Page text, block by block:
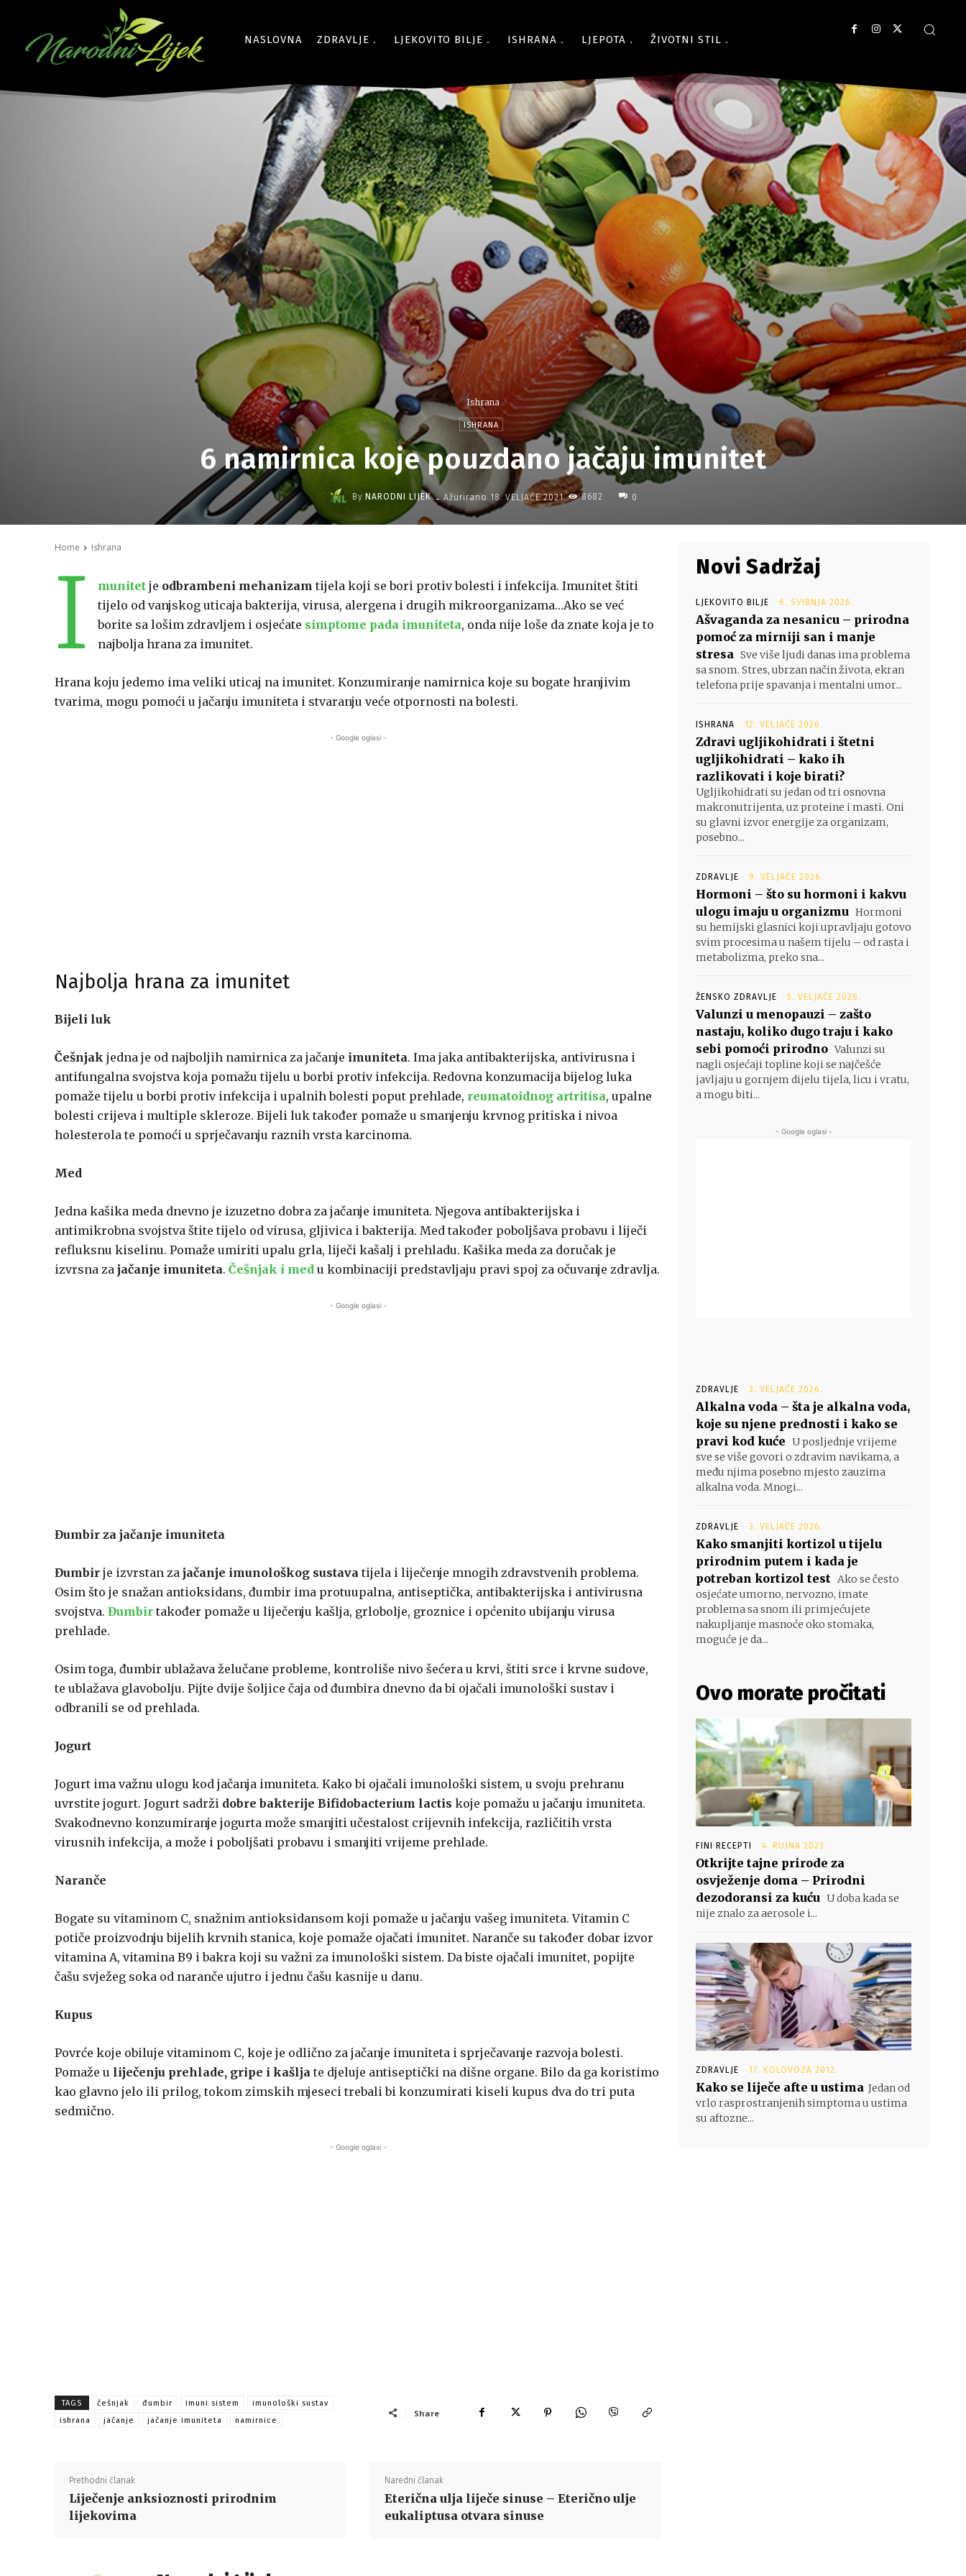
NASLOVNA ZDRAVLJE LJEKOVITO BILJE ISHRANA LJEPOTA ŽIVOTNI STIL
Ishrana
ISHRANA
6 namirnica koje pouzdano jačaju imunitet
By NARODNI LIJEK - Ažurirano 18. VELJAČE 2021. 8682 0
Home Ishrana
I munitet je odbrambeni mehanizam tijela koji se bori protiv bolesti i infekcija. Imunitet štiti
tijelo od vanjskog uticaja bakterija, virusa, alergena i drugih mikroorganizama…Ako se već
borite sa lošim zdravljem i osjećate simptome pada imuniteta, onda nije loše da znate koja je to
najbolja hrana za imunitet.
Hrana koju jedemo ima veliki uticaj na imunitet. Konzumiranje namirnica koje su bogate hranjivim
tvarima, mogu pomoći u jačanju imuniteta i stvaranju veće otpornosti na bolesti.
- Google oglasi -
Najbolja hrana za imunitet
Bijeli luk
Češnjak jedna je od najboljih namirnica za jačanje imuniteta. Ima jaka antibakterijska, antivirusna i
antifungalna svojstva koja pomažu tijelu u borbi protiv infekcija. Redovna konzumacija bijelog luka
pomaže tijelu u borbi protiv infekcija i upalnih bolesti poput prehlade, reumatoidnog artritisa, upalne
bolesti crijeva i multiple skleroze. Bijeli luk također pomaže u smanjenju krvnog pritiska i nivoa
holesterola te pomoći u sprječavanju raznih vrsta karcinoma.
Med
Jedna kašika meda dnevno je izuzetno dobra za jačanje imuniteta. Njegova antibakterijska i
antimikrobna svojstva štite tijelo od virusa, gljivica i bakterija. Med također poboljšava probavu i liječi
refluksnu kiselinu. Pomaže umiriti upalu grla, liječi kašalj i prehladu. Kašika meda za doručak je
izvrsna za jačanje imuniteta. Češnjak i med u kombinaciji predstavljaju pravi spoj za očuvanje zdravlja.
- Google oglasi -
Đumbir za jačanje imuniteta
Đumbir je izvrstan za jačanje imunološkog sustava tijela i liječenje mnogih zdravstvenih problema.
Osim što je snažan antioksidans, đumbir ima protuupalna, antiseptička, antibakterijska i antivirusna
svojstva. Đumbir također pomaže u liječenju kašlja, grlobolje, groznice i općenito ubijanju virusa
prehlade.
Osim toga, đumbir ublažava želučane probleme, kontroliše nivo šećera u krvi, štiti srce i krvne sudove,
te ublažava glavobolju. Pijte dvije šoljice čaja od đumbira dnevno da bi ojačali imunološki sustav i
odbranili se od prehlada.
Jogurt
Jogurt ima važnu ulogu kod jačanja imuniteta. Kako bi ojačali imunološki sistem, u svoju prehranu
uvrstite jogurt. Jogurt sadrži dobre bakterije Bifidobacterium lactis koje pomažu u jačanju imuniteta.
Svakodnevno konzumiranje jogurta može smanjiti učestalost crijevnih infekcija, različitih vrsta
virusnih infekcija, a može i poboljšati probavu i smanjiti vrijeme prehlade.
Naranče
Bogate su vitaminom C, snažnim antioksidansom koji pomaže u jačanju vašeg imuniteta. Vitamin C
potiče proizvodnju bijelih krvnih stanica, koje pomaže ojačati imunitet. Naranče su također dobar izvor
vitamina A, vitamina B9 i bakra koji su važni za imunološki sistem. Da biste ojačali imunitet, popijte
čašu svježeg soka od naranče ujutro i jednu čašu kasnije u danu.
Kupus
Povrće koje obiluje vitaminom C, koje je odlično za jačanje imuniteta i sprječavanje razvoja bolesti.
Pomaže u liječenju prehlade, gripe i kašlja te djeluje antiseptički na dišne organe. Bilo da ga koristimo
kao glavno jelo ili prilog, tokom zimskih mjeseci trebali bi konzumirati kiseli kupus dva do tri puta
sedmično.
- Google oglasi -
TAGS češnjak đumbir imuni sistem
imunološki sustav
ishrana
jačanje jačanje imuniteta namirnice
Share
Prethodni članak
Liječenje anksioznosti prirodnim
lijekovima
Naredni članak
Eterična ulja liječe sinuse – Eterično ulje
eukaliptusa otvara sinuse
Novi Sadržaj
LJEKOVITO BILJE 6. SVIBNJA 2026.
Ašvaganda za nesanicu – prirodna
pomoć za mirniji san i manje
stresa Sve više ljudi danas ima problema
sa snom. Stres, ubrzan način života, ekran
telefona prije spavanja i mentalni umor...
ISHRANA 12. VELJAČE 2026.
Zdravi ugljikohidrati i štetni
ugljikohidrati – kako ih
razlikovati i koje birati?
Ugljikohidrati su jedan od tri osnovna
makronutrijenta, uz proteine i masti. Oni
su glavni izvor energije za organizam,
posebno...
ZDRAVLJE 9. VELJAČE 2026.
Hormoni – što su hormoni i kakvu
ulogu imaju u organizmu Hormoni
su hemijski glasnici koji upravljaju gotovo
svim procesima u našem tijelu – od rasta i
metabolizma, preko sna...
ŽENSKO ZDRAVLJE 5. VELJAČE 2026.
Valunzi u menopauzi – zašto
nastaju, koliko dugo traju i kako
sebi pomoći prirodno Valunzi su
nagli osjećaji topline koji se najčešće
javljaju u gornjem dijelu tijela, licu i vratu,
a mogu biti...
- Google oglasi -
ZDRAVLJE 3. VELJAČE 2026.
Alkalna voda – šta je alkalna voda,
koje su njene prednosti i kako se
pravi kod kuće U posljednje vrijeme
sve se više govori o zdravim navikama, a
među njima posebno mjesto zauzima
alkalna voda. Mnogi...
ZDRAVLJE 3. VELJAČE 2026.
Kako smanjiti kortizol u tijelu
prirodnim putem i kada je
potreban kortizol test Ako se često
osjećate umorno, nervozno, imate
problema sa snom ili primjećujete
nakupljanje masnoće oko stomaka,
moguće je da...
Ovo morate pročitati
FINI RECEPTI 4. RUJNA 2023.
Otkrijte tajne prirode za
osvježenje doma – Prirodni
dezodoransi za kuću U doba kada se
nije znalo za aerosole i...
ZDRAVLJE 17. KOLOVOZA 2012.
Kako se liječe afte u ustima Jedan od
vrlo rasprostranjenih simptoma u ustima
su aftozne...